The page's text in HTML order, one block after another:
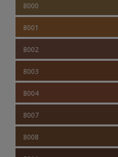
8000
8001
8002
8003
8004
8007
8008